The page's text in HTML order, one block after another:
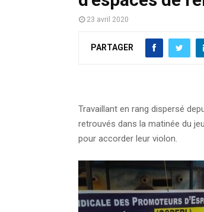
23 avril 2020
PARTAGER
Travaillant en rang dispersé
retrouvés dans la matinée du
pour accorder leur violon.